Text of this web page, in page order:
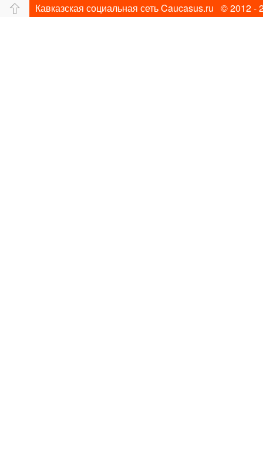
Путешествие
Перевал Ущелье
Кавказская социальная сеть Caucasus.ru © 2012 -